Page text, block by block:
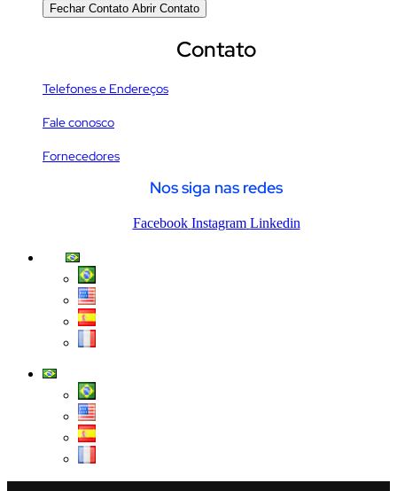
Fechar Contato Abrir Contato
Contato
Telefones e Endereços
Fale conosco
Fornecedores
Nos siga nas redes
Facebook Instagram Linkedin